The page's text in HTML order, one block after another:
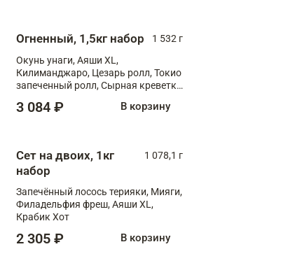
Огненный, 1,5кг набор
1 532 г
Окунь унаги, Аяши XL,
Килиманджаро, Цезарь ролл, Токио
запеченный ролл, Сырная креветка
3 084 ₽ В корзину
Сет на двоих, 1кг
набор
1 078,1 г
Запечённый лосось терияки, Мияги,
Филадельфия фреш, Аяши XL,
Крабик Хот
2 305 ₽ В корзину